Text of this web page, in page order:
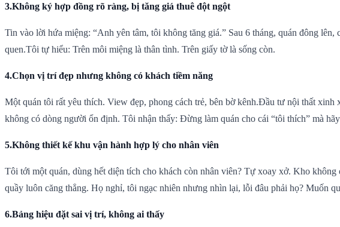
3.Không ký hợp đồng rõ ràng, bị tăng giá thuê đột ngột
Tin vào lời hứa miệng: “Anh yên tâm, tôi không tăng giá.” Sau 6 tháng, quán đông
quen.Tôi tự hiểu: Trên môi miệng là thân tình. Trên giấy tờ là sống còn.
4.Chọn vị trí đẹp nhưng không có khách tiềm năng
Một quán tôi rất yêu thích. View đẹp, phong cách trẻ, bên bờ kênh.Đầu tư nội thất
không có dòng người ổn định. Tôi nhận thấy: Đừng làm quán cho cái “tôi thích” mà
5.Không thiết kế khu vận hành hợp lý cho nhân viên
Tôi tới một quán, dùng hết diện tích cho khách còn nhân viên? Tự xoay xở. Kho
quầy luôn căng thẳng. Họ nghỉ, tôi ngạc nhiên nhưng nhìn lại, lỗi đâu phải họ? Muốn
6.Bảng hiệu đặt sai vị trí, không ai thấy